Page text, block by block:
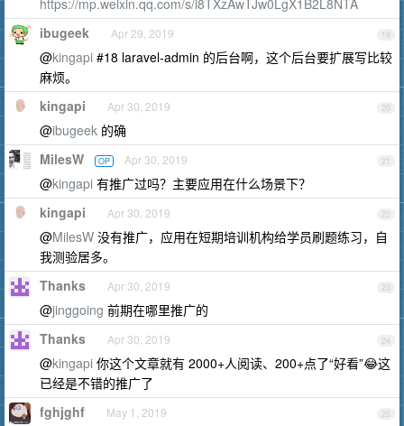
https://mp.weixin.qq.com/s/i8TXzAwTJw0LgX1B2L8NTA
19
ibugeek Apr 29, 2019
@kingapi #18 laravel-admin 的后台啊，这个后台要扩展写比较
麻烦。
20
kingapi Apr 30, 2019
@ibugeek 的确
21
MilesW OP Apr 30, 2019
@kingapi 有推广过吗？主要应用在什么场景下？
22
kingapi Apr 30, 2019
@MilesW 没有推广，应用在短期培训机构给学员刷题练习，自
我测验居多。
23
Thanks Apr 30, 2019
@jinggoing 前期在哪里推广的
24
Thanks Apr 30, 2019
@kingapi 你这个文章就有 2000+人阅读、200+点了“好看”😂这
已经是不错的推广了
25
fghjghf May 1, 2019